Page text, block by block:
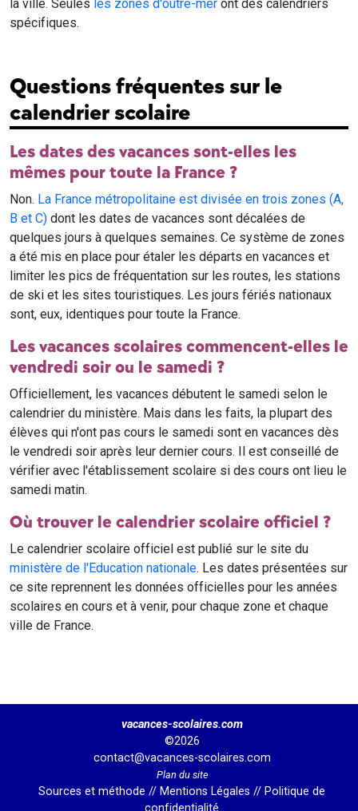
la ville. Seules les zones d'outre-mer ont des calendriers
spécifiques.
Questions fréquentes sur le
calendrier scolaire
Les dates des vacances sont-elles les
mêmes pour toute la France ?
Non. La France métropolitaine est divisée en trois zones (A,
B et C) dont les dates de vacances sont décalées de
quelques jours à quelques semaines. Ce système de zones
a été mis en place pour étaler les départs en vacances et
limiter les pics de fréquentation sur les routes, les stations
de ski et les sites touristiques. Les jours fériés nationaux
sont, eux, identiques pour toute la France.
Les vacances scolaires commencent-elles le
vendredi soir ou le samedi ?
Officiellement, les vacances débutent le samedi selon le
calendrier du ministère. Mais dans les faits, la plupart des
élèves qui n'ont pas cours le samedi sont en vacances dès
le vendredi soir après leur dernier cours. Il est conseillé de
vérifier avec l'établissement scolaire si des cours ont lieu le
samedi matin.
Où trouver le calendrier scolaire officiel ?
Le calendrier scolaire officiel est publié sur le site du
ministère de l'Education nationale. Les dates présentées sur
ce site reprennent les données officielles pour les années
scolaires en cours et à venir, pour chaque zone et chaque
ville de France.
vacances-scolaires.com
©2026
contact@vacances-scolaires.com
Plan du site
Sources et méthode // Mentions Légales // Politique de